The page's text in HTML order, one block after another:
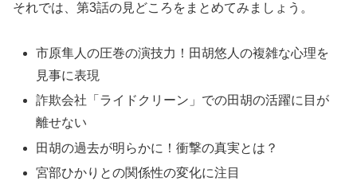
それでは、第3話の見どころをまとめてみましょう。
市原隼人の圧巻の演技力！田胡悠人の複雑な心理を
見事に表現
詐欺会社「ライドクリーン」での田胡の活躍に目が
離せない
田胡の過去が明らかに！衝撃の真実とは？
宮部ひかりとの関係性の変化に注目